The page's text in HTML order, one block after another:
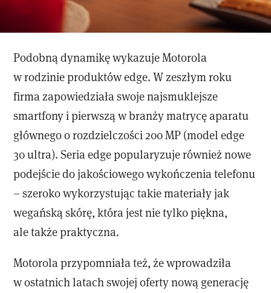
Podobną dynamikę wykazuje Motorola
w rodzinie produktów edge. W zeszłym roku
firma zapowiedziała swoje najsmuklejsze
smartfony i pierwszą w branży matrycę aparatu
głównego o rozdzielczości 200 MP (model edge
30 ultra). Seria edge popularyzuje również nowe
podejście do jakościowego wykończenia telefonu
– szeroko wykorzystując takie materiały jak
wegańską skórę, która jest nie tylko piękna,
ale także praktyczna.
Motorola przypomniała też, że wprowadziła
w ostatnich latach swojej oferty nową generację